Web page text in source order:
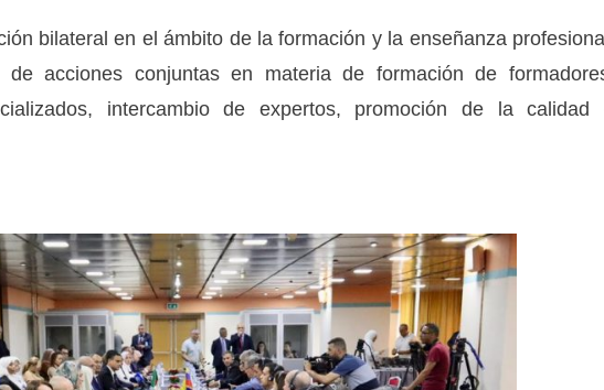
bilateral en el ámbito de la formación y la enseñanza
acciones conjuntas en materia de formación de
intercambio de expertos, promoción de la calidad